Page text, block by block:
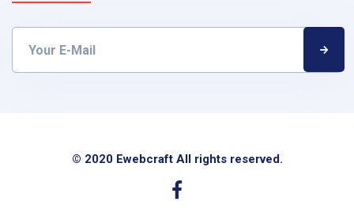
© 2020 Ewebcraft All rights reserved.